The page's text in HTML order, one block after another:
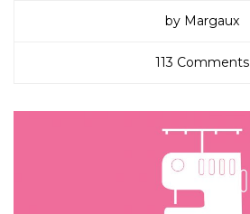
by Margaux
113 Comments